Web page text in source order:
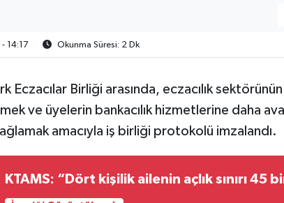
14:17 Okunma Süresi: 2 Dk
Eczacılar Birliği arasında, eczacılık
ve üyelerin bankacılık hizmetlerine daha
amacıyla iş birliği protokolü imzalandı.
KTAMS: “Dört kişilik ailenin açlık sınırı 45